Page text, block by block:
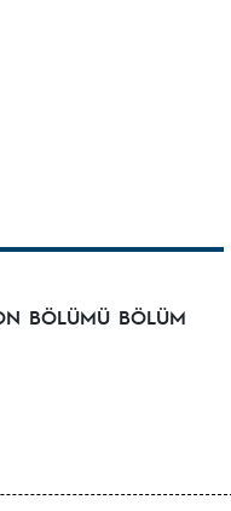
BÖLÜMÜ BÖLÜM